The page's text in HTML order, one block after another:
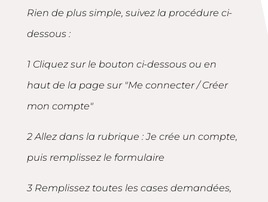
Rien de plus simple, suivez la procédure ci-
dessous :
1 Cliquez sur le bouton ci-dessous ou en
haut de la page sur "Me connecter / Créer
mon compte"
2 Allez dans la rubrique : Je crée un compte,
puis remplissez le formulaire
3 Remplissez toutes les cases demandées,